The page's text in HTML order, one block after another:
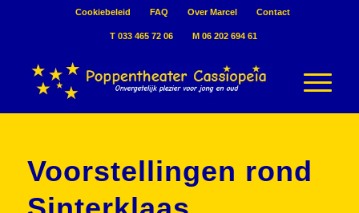
Cookiebeleid FAQ Over Marcel Contact
T 033 465 72 06 M 06 202 694 61
Voorstellingen rond